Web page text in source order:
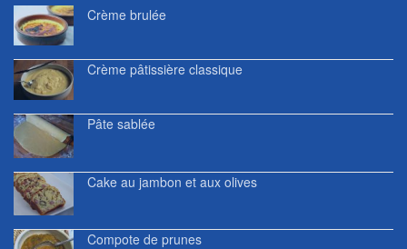
Crème brulée
Crème pâtissière classique
Pâte sablée
Cake au jambon et aux olives
Compote de prunes